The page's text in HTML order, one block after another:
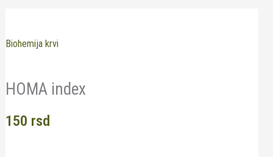
Biohemija krvi
HOMA index
150 rsd